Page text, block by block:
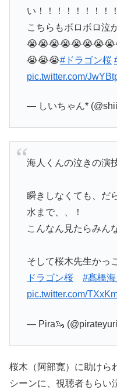
い！！！！！！！！
こちらもボロボロ泣
😭😭😭#ドラゴン桜
pic.twitter.com/
— しいちゃん*
海人くんの泣きの演
瞬きしなくても、だ
水まで、、！
こんなん見たらみん
そして桜木先生かっ
ドラゴン桜
#髙橋海
pic.twitter.com/
— Pira🦦
桜木（阿部寛）に助けら
シーンに、視聴者もらい